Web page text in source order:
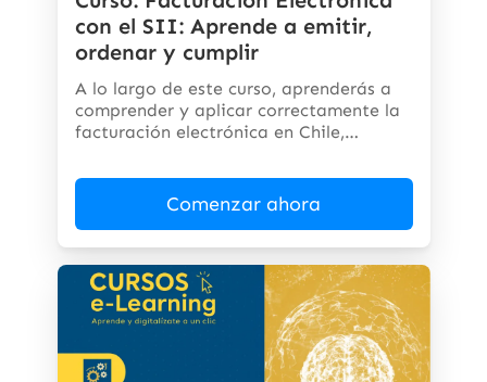
con el SII: Aprende a emitir,
ordenar y cumplir
A lo largo de este curso, aprenderás a
comprender y aplicar correctamente la
facturación electrónica en Chile,
Comenzar ahora